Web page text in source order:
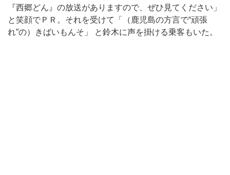
『西郷どん』の放送がありますので、ぜひ見てください」
と笑顔でＰＲ。それを受けて「（鹿児島の方言で“頑張
れ”の）きばいもんそ」 と鈴木に声を掛ける乗客もいた。